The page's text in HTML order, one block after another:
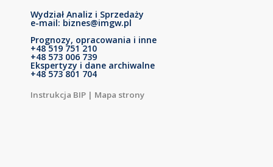
Wydział Analiz i Sprzedaży
e-mail: biznes@imgw.pl
Prognozy, opracowania i inne
+48 519 751 210
+48 573 006 739
Ekspertyzy i dane archiwalne
+48 573 801 704
Instrukcja BIP | Mapa strony